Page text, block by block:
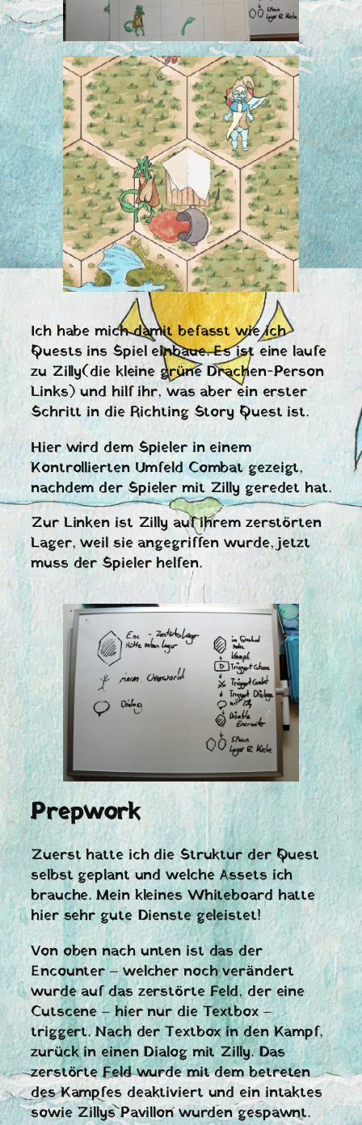
Ich habe mich damit befasst wie ich
Quests ins Spiel einbaue. Es ist eine laufe
zu Zilly(die kleine grüne Drachen-Person
Links) und hilf ihr, was aber ein erster
Schritt in die Richting Story Quest ist.
Hier wird dem Spieler in einem
Kontrollierten Umfeld Combat gezeigt,
nachdem der Spieler mit Zilly geredet hat.
Zur Linken ist Zilly auf ihrem zerstörten
Lager, weil sie angegriffen wurde, jetzt
muss der Spieler helfen.
Prepwork
Zuerst hatte ich die Struktur der Quest
selbst geplant und welche Assets ich
brauche. Mein kleines Whiteboard hatte
hier sehr gute Dienste geleistet!
Von oben nach unten ist das der
Encounter – welcher noch verändert
wurde auf das zerstörte Feld, der eine
Cutscene – hier nur die Textbox –
triggert. Nach der Textbox in den Kampf,
zurück in einen Dialog mit Zilly. Das
zerstörte Feld wurde mit dem betreten
des Kampfes deaktiviert und ein intaktes
sowie Zillys Pavillon wurden gespawnt.